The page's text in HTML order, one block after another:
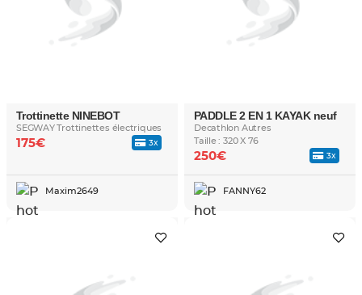
Trottinette NINEBOT
SEGWAY Trottinettes électriques
3x
175€
Maxim2649
PADDLE 2 EN 1 KAYAK neuf
Decathlon Autres
Taille : 320 X 76
3x
250€
FANNY62